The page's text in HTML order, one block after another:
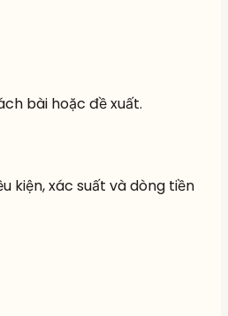
bài hoặc đề xuất.
kiện, xác suất và dòng tiền